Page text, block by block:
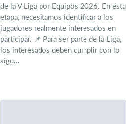
de la V Liga por Equipos 2026. En esta
etapa, necesitamos identificar a los
jugadores realmente interesados en
participar. 📌 Para ser parte de la Liga,
los interesados deben cumplir con lo
sigu...